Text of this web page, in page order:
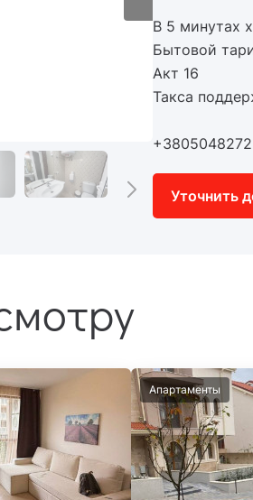
В 5 минутах
Бытовой
Акт 16
Такса
Уточнить
Апартаменты